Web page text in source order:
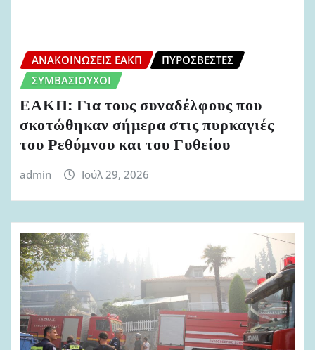
ΑΝΑΚΟΙΝΏΣΕΙΣ ΕΑΚΠ
ΠΥΡΟΣΒΈΣΤΕΣ
ΣΥΜΒΑΣΙΟΎΧΟΙ
ΕΑΚΠ: Για τους συναδέλφους που
σκοτώθηκαν σήμερα στις πυρκαγιές
του Ρεθύμνου και του Γυθείου
admin Ιούλ 29, 2026